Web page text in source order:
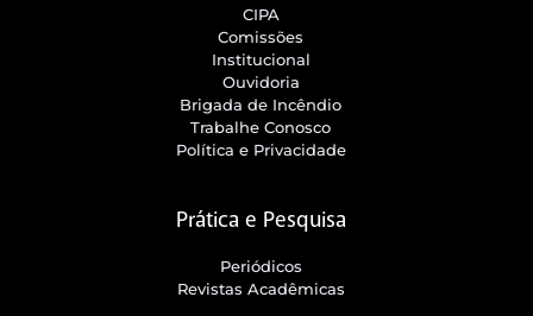
CIPA
Comissões
Institucional
Ouvidoria
Brigada de Incêndio
Trabalhe Conosco
Política e Privacidade
Prática e Pesquisa
Periódicos
Revistas Acadêmicas